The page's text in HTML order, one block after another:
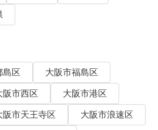
島区
大阪市福島区
阪市西区
大阪市港区
阪市天王寺区
大阪市浪速区